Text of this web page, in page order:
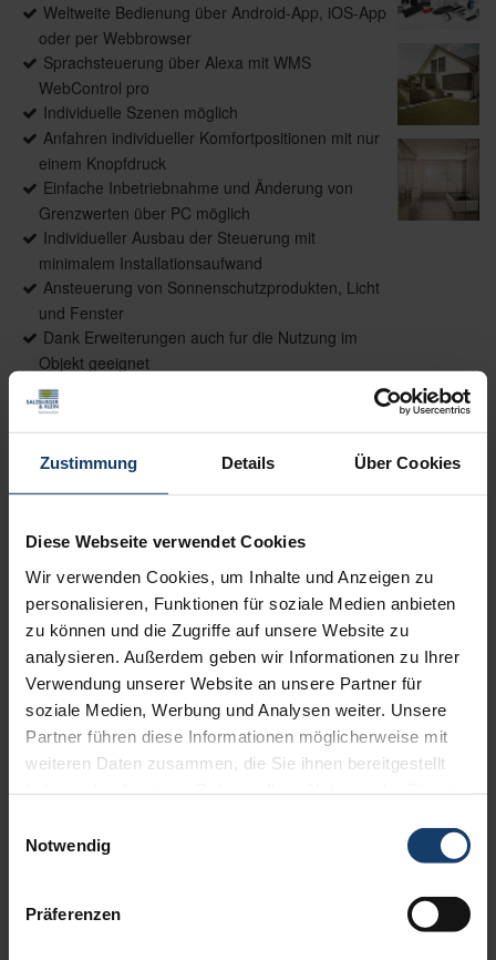
Zustimmung Details Über Cookies
Diese Webseite verwendet Cookies
Wir verwenden Cookies, um Inhalte und Anzeigen zu
personalisieren, Funktionen für soziale Medien anbieten
zu können und die Zugriffe auf unsere Website zu
analysieren. Außerdem geben wir Informationen zu Ihrer
Verwendung unserer Website an unsere Partner für
soziale Medien, Werbung und Analysen weiter. Unsere
Partner führen diese Informationen möglicherweise mit
weiteren Daten zusammen, die Sie ihnen bereitgestellt
Notwendig
Präferenzen
Weltweite Bedienung über Android-App, iOS-App
oder per Webbrowser
Sprachsteuerung über Alexa mit WMS
WebControl pro
Individuelle Szenen möglich
Anfahren individueller Komfortpositionen mit nur
einem Knopfdruck
Einfache Inbetriebnahme und Änderung von
Grenzwerten über PC möglich
Individueller Ausbau der Steuerung mit
minimalem Installationsaufwand
Ansteuerung von Sonnenschutzprodukten, Licht
und Fenster
Dank Erweiterungen auch fur die Nutzung im
Objekt geeignet
Vernetzung von Sonnenschutz, Beleuchtung,
Heizung und mehr mit WMS homee
Sendefrequenz: 2,4 GHz
Kanäle: Bis zu 200 Kanäle zur Ansteuerung
unterschiedlicher Sonnenschutzprodukte, Licht
Steuerungs-Funktionen: Helligkeit, Wind,
Niederschlag, Zeit, Innentemperatur,
Dämmerung, Eisüberwachung (Kombination von
Außentemperatur und Niederschlag),
Astrofunktion
Das Funksystem WMS vereint modernste Technik